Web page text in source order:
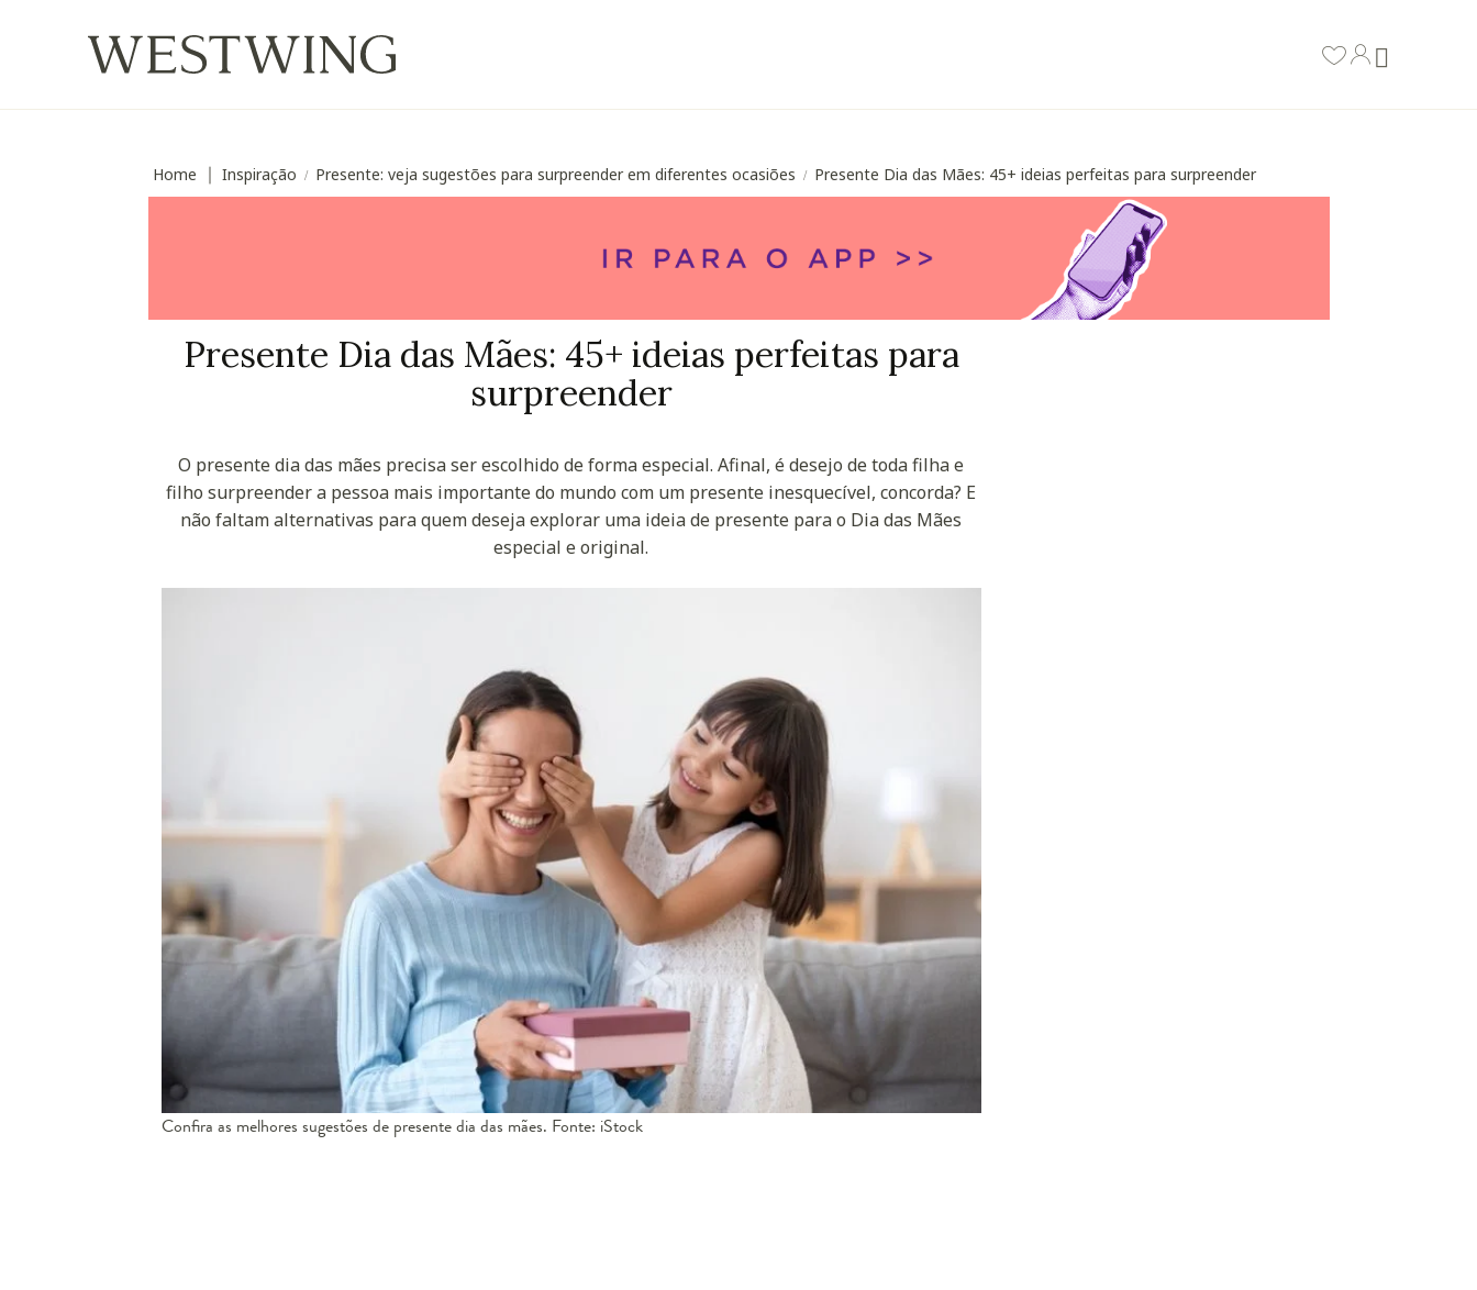
Home Inspiração / Presente: veja sugestões para surpreender em diferentes ocasiões / Presente Dia das Mães: 45+ ideias perfeitas para surpreender
Presente Dia das Mães: 45+ ideias perfeitas para
surpreender
O presente dia das mães precisa ser escolhido de forma especial. Afinal, é desejo de toda filha e
filho surpreender a pessoa mais importante do mundo com um presente inesquecível, concorda? E
não faltam alternativas para quem deseja explorar uma ideia de presente para o Dia das Mães
especial e original.
Confira as melhores sugestões de presente dia das mães. Fonte: iStock